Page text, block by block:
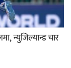
न्युजिल्यान्ड चार